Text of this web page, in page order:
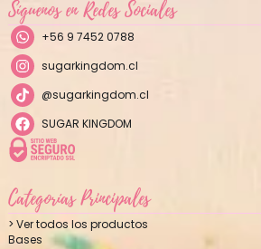
Síguenos en Redes Sociales
+56 9 7452 0788
sugarkingdom.cl
@sugarkingdom.cl
SUGAR KINGDOM
Categorías Principales
> Ver todos los productos
Bases